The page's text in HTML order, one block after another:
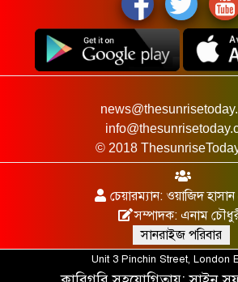
© 2018
চেয়ারম্যান: ওয়াজিদ
সম্পাদক: এনাম
সানরাইজ পরিবার
Unit 3 Pinchin Street, London